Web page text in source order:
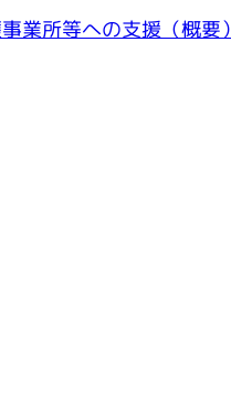
業所等への支援（概要）